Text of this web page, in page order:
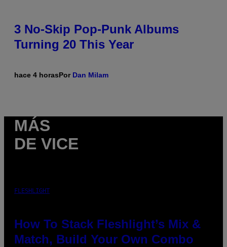
3 No-Skip Pop-Punk Albums
Turning 20 This Year
hace 4 horasPor Dan Milam
MÁS
DE VICE
FLESHLIGHT
How To Stack Fleshlight’s Mix &
Match, Build Your Own Combo